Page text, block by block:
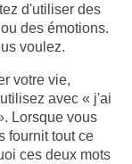
d'utiliser des
des émotions.
voulez.
votre vie,
avec « j'ai
Lorsque vous
fournit tout ce
ces deux mots